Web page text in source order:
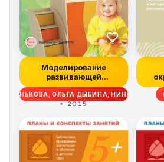
Моделирование
развивающей
предметно-
пространственн...
ПЕНЬКОВА, ОЛЬГА ДЫБИНА, НИНА
2015